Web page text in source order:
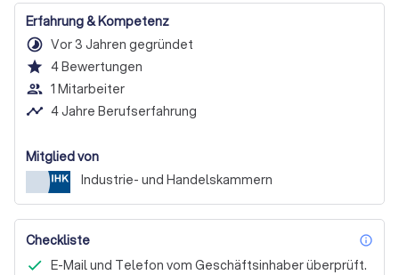
Erfahrung & Kompetenz
timelapse Vor 3 Jahren gegründet
star 4Bewertungen
people_outline 1 Mitarbeiter
timeline 4 Jahre Berufserfahrung
Mitglied von
Industrie- und Handelskammern
Checkliste
E-Mail und Telefon vom Geschäftsinhaber überprüft.